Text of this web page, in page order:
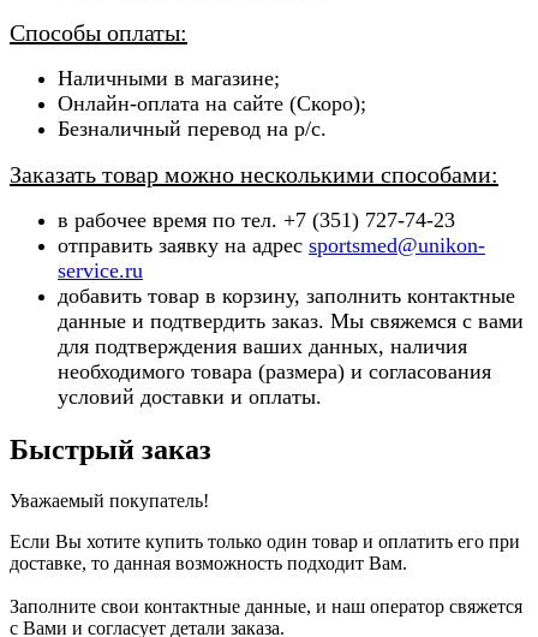
Способы оплаты:
Наличными в магазине;
Онлайн-оплата на сайте (Скоро);
Безналичный перевод на р/с.
Заказать товар можно несколькими способами:
в рабочее время по тел. +7 (351) 727-74-23
отправить заявку на адрес sportsmed@unikon-
service.ru
добавить товар в корзину, заполнить контактные
данные и подтвердить заказ. Мы свяжемся с вами
для подтверждения ваших данных, наличия
необходимого товара (размера) и согласования
условий доставки и оплаты.
Быстрый заказ
Уважаемый покупатель!
Если Вы хотите купить только один товар и оплатить его при
доставке, то данная возможность подходит Вам.
Заполните свои контактные данные, и наш оператор свяжется
с Вами и согласует детали заказа.